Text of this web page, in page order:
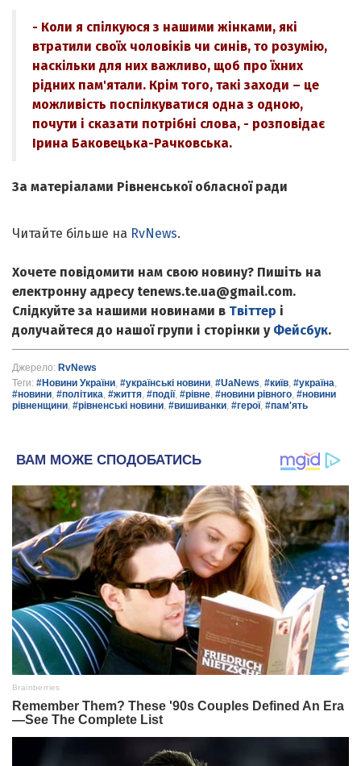
- Коли я спілкуюся з нашими жінками, які
втратили своїх чоловіків чи синів, то розумію,
наскільки для них важливо, щоб про їхних
рідних пам'ятали. Крім того, такі заходи – це
можливість поспілкуватися одна з одною,
почути і сказати потрібні слова, - розповідає
Ірина Баковецька-Рачковська.
За матеріалами Рівненської обласної ради
Читайте більше на RvNews.
Хочете повідомити нам свою новину? Пишіть на
електронну адресу tenews.te.ua@gmail.com.
Слідкуйте за нашими новинами в Твіттер і
долучайтеся до нашої групи і сторінки у Фейсбук.
Джерело: RvNews
Теги: #Новини України, #українські новини, #UaNews, #київ, #україна,
#новини, #політика, #життя, #події, #рівне, #новини рівного, #новини
рівненщини, #рівненські новини, #вишиванки, #герої, #пам'ять